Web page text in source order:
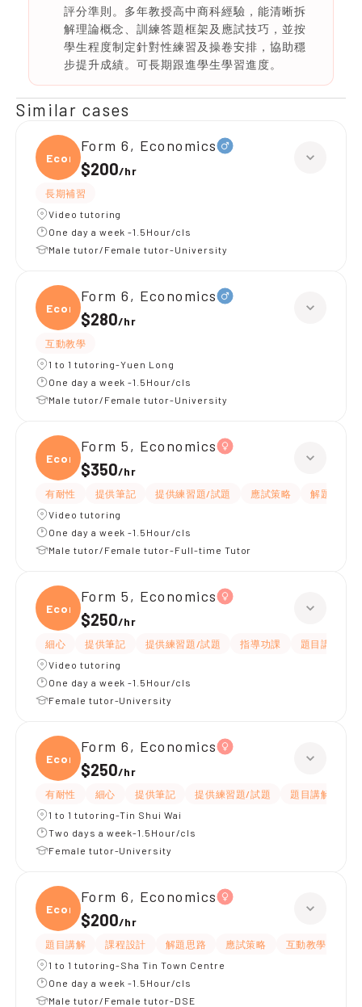
評分準則。多年教授高中商科經驗，能清晰拆
解理論概念、訓練答題框架及應試技巧，並按
學生程度制定針對性練習及操卷安排，協助穩
步提升成績。可長期跟進學生學習進度。
Similar cases
Econ
Form 6, Economics
$200/hr
長期補習
Video tutoring
One day a week -1.5Hour/cls
Male tutor/Female tutor-University
Econ
Form 6, Economics
$280/hr
互動教學
1 to 1 tutoring-Yuen Long
One day a week -1.5Hour/cls
Male tutor/Female tutor-University
Econ
Form 5, Economics
$350/hr
有耐性 提供筆記 提供練習題/試題 應試策略
解題思路
Video tutoring
One day a week -1.5Hour/cls
Male tutor/Female tutor-Full-time Tutor
Econ
Form 5, Economics
$250/hr
細心 提供筆記 提供練習題/試題 指導功課 題目講解
Video tutoring
One day a week -1.5Hour/cls
Female tutor-University
Econ
Form 6, Economics
$250/hr
有耐性 細心 提供筆記 提供練習題/試題 題目講解
1 to 1 tutoring-Tin Shui Wai
Two days a week-1.5Hour/cls
Female tutor-University
Econ
Form 6, Economics
$200/hr
題目講解 課程設計 解題思路 應試策略 互動教學
1 to 1 tutoring-Sha Tin Town Centre
One day a week -1.5Hour/cls
Male tutor/Female tutor-DSE